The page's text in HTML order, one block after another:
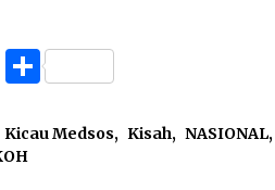
Share
Kicau Medsos, Kisah, NASIONAL,